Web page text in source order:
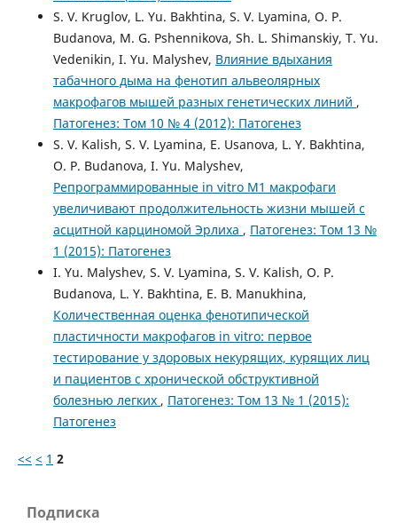
S. V. Kruglov, L. Yu. Bakhtina, S. V. Lyamina, O. P.
Budanova, M. G. Pshennikova, Sh. L. Shimanskiy, T. Yu.
Vedenikin, I. Yu. Malyshev, Влияние вдыхания
табачного дыма на фенотип альвеолярных
макрофагов мышей разных генетических линий ,
Патогенез: Том 10 № 4 (2012): Патогенез
S. V. Kalish, S. V. Lyamina, E. Usanova, L. Y. Bakhtina,
O. P. Budanova, I. Yu. Malyshev,
Репрограммированные in vitro М1 макрофаги
увеличивают продолжительность жизни мышей с
асцитной карциномой Эрлиха , Патогенез: Том 13 №
1 (2015): Патогенез
I. Yu. Malyshev, S. V. Lyamina, S. V. Kalish, O. P.
Budanova, L. Y. Bakhtina, E. B. Manukhina,
Количественная оценка фенотипической
пластичности макрофагов in vitro: первое
тестирование у здоровых некурящих, курящих лиц
и пациентов с хронической обструктивной
болезнью легких , Патогенез: Том 13 № 1 (2015):
Патогенез
<< < 1 2
Подписка